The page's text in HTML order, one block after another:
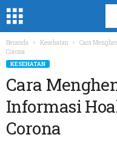
Beranda Kesehatan
Cara
Corona
KESEHATAN
Cara
Informasi
Corona